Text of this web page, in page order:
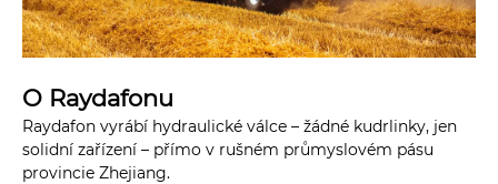
O Raydafonu
Raydafon vyrábí hydraulické válce – žádné kudrlinky, jen
solidní zařízení – přímo v rušném průmyslovém pásu
provincie Zhejiang.